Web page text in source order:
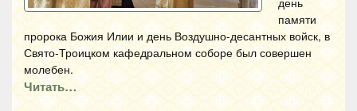
памяти
пророка Божия Илии и день Воздушно-десантных войск, в
Свято-Троицком кафедральном соборе был совершен
молебен.
Читать…